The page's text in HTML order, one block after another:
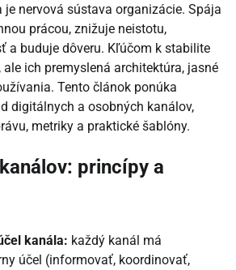
nervová sústava organizácie. Spája
prácou, znižuje neistotu,
a buduje dôveru. Kľúčom k stabilite
ale ich premyslená architektúra, jasné
Tento článok ponúka
digitálnych a osobných kanálov,
metriky a praktické šablóny.
princípy a
kanála: každý kanál má
účel (informovať, koordinovať,